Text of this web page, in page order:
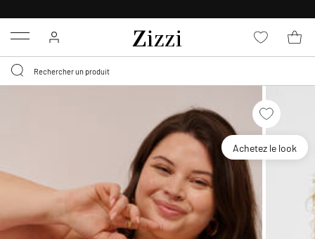
Menu
Achetez le look